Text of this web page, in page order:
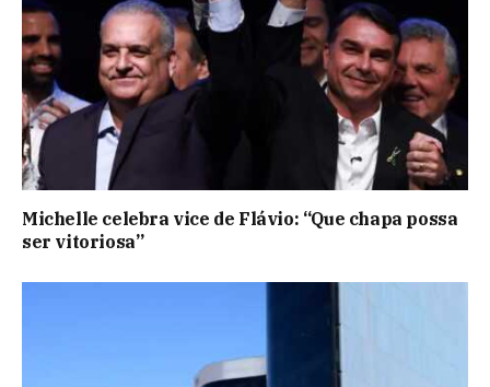
Michelle celebra vice de Flávio: “Que chapa possa
ser vitoriosa”